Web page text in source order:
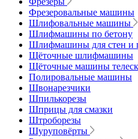
Фрезеровальные машины
Шлифовальные машины
Шлифмашины по бетону
Шлифмашины для стен и
Щёточные шлифмашины
Щёточные машины
Полировальные машины
Швонарезчики
Шпилькорезы
Шприцы для смазки
Штроборезы
Шуруповёрты